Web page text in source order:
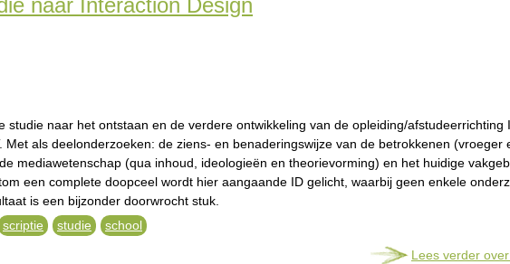
studie naar het ontstaan en de verdere ontwikkeling van de opleiding/afstudeerrichting
Met als deelonderzoeken: de ziens- en benaderingswijze van de betrokkenen (vroeger
mediawetenschap (qua inhoud, ideologieën en theorievorming) en het huidige
een complete doopceel wordt hier aangaande ID gelicht, waarbij geen enkele
is een bijzonder doorwrocht stuk.
scriptie studie school
Lees verder